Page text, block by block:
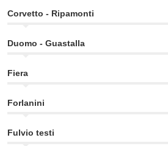
Corvetto - Ripamonti
Duomo - Guastalla
Fiera
Forlanini
Fulvio testi